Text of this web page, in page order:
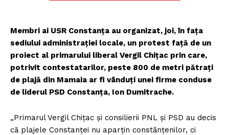
Membri ai USR Constanţa au organizat, joi, în faţa
sediului administraţiei locale, un protest faţă de un
proiect al primarului liberal Vergil Chiţac prin care,
potrivit contestatarilor, peste 800 de metri pătraţi
de plajă din Mamaia ar fi vânduţi unei firme conduse
de liderul PSD Constanţa, Ion Dumitrache.
„Primarul Vergil Chiţac şi consilierii PNL şi PSD au decis
că plajele Constanţei nu aparţin constănţenilor, ci